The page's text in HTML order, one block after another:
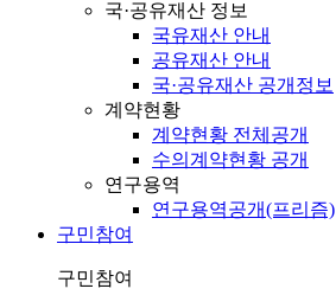
국·공유재산 정보
국유재산 안내
공유재산 안내
국·공유재산 공개정보
계약현황
계약현황 전체공개
수의계약현황 공개
연구용역
연구용역공개(프리즘)
구민참여
구민참여